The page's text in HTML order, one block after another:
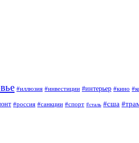
#иллюзия #инвестиции #интерьер #кино
#россия #санкции #спорт #сталь #сша